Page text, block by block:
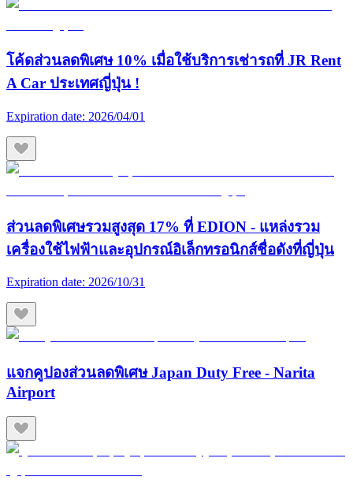
โค้ดส่วนลดพิเศษ 10% เมื่อใช้บริการเช่ารถที่ JR Rent
A Car ประเทศญี่ปุ่น !
Expiration date: 2026/04/01
ส่วนลดพิเศษรวมสูงสุด 17% ที่ EDION - แหล่งรวม
เครื่องใช้ไฟฟ้าและอุปกรณ์อิเล็กทรอนิกส์ชื่อดังที่ญี่ปุ่น
Expiration date: 2026/10/31
แจกคูปองส่วนลดพิเศษ Japan Duty Free - Narita
Airport